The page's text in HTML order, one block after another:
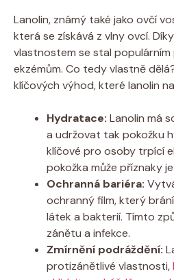
Lanolin, známý také jako ovčí
která se získává z vlny ovcí.
vlastnostem se stal
ekzémům. Co tedy vlastně
klíčových výhod, které lanolin‍
Hydratace: Lanolin má
a udržovat tak​ pokožku
klíčové pro osoby trpící
pokožka může příznaky
Ochranná bariéra:
ochranný film, který
látek⁣ a bakterií. Tímto
zánětu a infekce.
Zmírnění podráždění:
protizánětlivé vlastnosti,